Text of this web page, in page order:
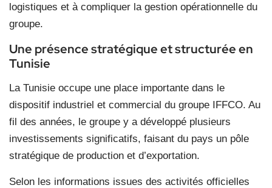
logistiques et à compliquer la gestion opérationnelle du
groupe.
Une présence stratégique et structurée en
Tunisie
La Tunisie occupe une place importante dans le
dispositif industriel et commercial du groupe IFFCO. Au
fil des années, le groupe y a développé plusieurs
investissements significatifs, faisant du pays un pôle
stratégique de production et d’exportation.
Selon les informations issues des activités officielles